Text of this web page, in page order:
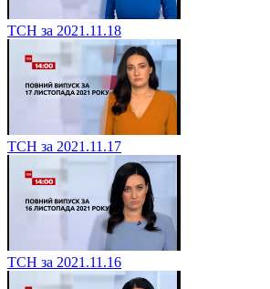
ТСН за 2021.11.18
ТСН за 2021.11.17
ТСН за 2021.11.16